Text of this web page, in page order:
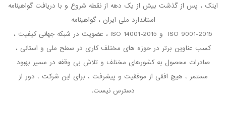
اینک ، پس از گذشت بیش از یک دهه از نقطه شروع و با دریافت گواهینامه
استاندارد ملی ایران ، گواهینامه
ISO 9001-2015 و ISO 14001-2015 ، عضویت در شبکه جهانی کیفیت ،
کسب عناوین برتر در حوزه های مختلف کاری در سطح ملی و استانی ،
صادرات محصول به کشورهای مختلف و تلاش بی وقفه در مسیر بهبود
مستمر ، هیچ افقی از موفقیت و پیشرفت ، برای این شرکت ، دور از
دسترس نیست.